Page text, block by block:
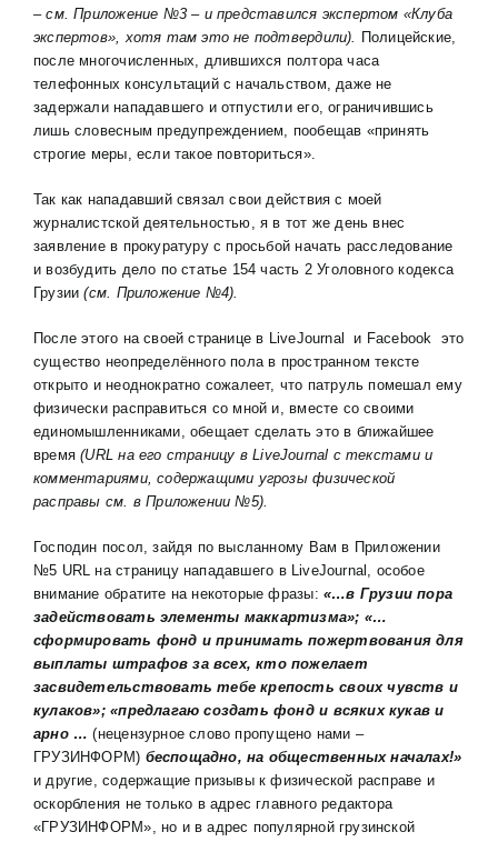
– см. Приложение №3 – и представился экспертом «Клуба
экспертов», хотя там это не подтвердили).
Полицейские,
после многочисленных, длившихся полтора часа
телефонных консультаций с начальством, даже не
задержали нападавшего и отпустили его, ограничившись
лишь словесным предупреждением, пообещав «принять
строгие меры, если такое повториться».
Так как нападавший связал свои действия с моей
журналистской деятельностью, я в тот же день внес
заявление в прокуратуру с просьбой начать расследование
и возбудить дело по статье 154 часть 2 Уголовного кодекса
Грузии(см. Приложение №4).
После этого на своей странице в LiveJournal и Facebook это
существо неопределённого пола в пространном тексте
открыто и неоднократно сожалеет, что патруль помешал ему
физически расправиться со мной и, вместе со своими
единомышленниками, обещает сделать это в ближайшее
время(URL на его страницу вLiveJournal с текстами и
комментариями, содержащими угрозы физической
расправы см. в Приложении №5).
Господин посол, зайдя по высланному Вам в Приложении
№5 URL на страницу нападавшего в LiveJournal, особое
внимание обратите на некоторые фразы: «…в Грузии пора
задействовать элементы маккартизма»; «…
сформировать фонд и принимать пожертвования для
выплаты штрафов за всех, кто пожелает
засвидетельствовать тебе крепость своих чувств и
кулаков»; «предлагаю создать фонд и всяких кукав и
арно … (нецензурное слово пропущено нами –
ГРУЗИНФОРМ) беспощадно, на общественных началах!»
и другие, содержащие призывы к физической расправе и
оскорбления не только в адрес главного редактора
«ГРУЗИНФОРМ», но и в адрес популярной грузинской